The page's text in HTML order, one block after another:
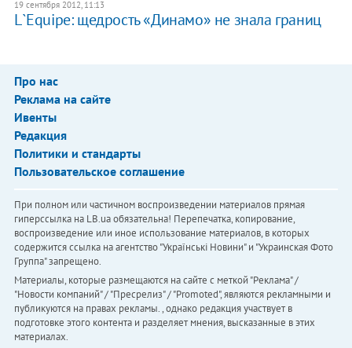
19 сентября 2012, 11:13
L`Equipe: щедрость «Динамо» не знала границ
Про нас
Реклама на сайте
Ивенты
Редакция
Политики и стандарты
Пользовательское соглашение
При полном или частичном воспроизведении материалов прямая
гиперссылка на LB.ua обязательна! Перепечатка, копирование,
воспроизведение или иное использование материалов, в которых
содержится ссылка на агентство "Українськi Новини" и "Украинская Фото
Группа" запрещено.
Материалы, которые размещаются на сайте с меткой "Реклама" /
"Новости компаний" / "Пресрелиз" / "Promoted", являются рекламными и
публикуются на правах рекламы. , однако редакция участвует в
подготовке этого контента и разделяет мнения, высказанные в этих
материалах.